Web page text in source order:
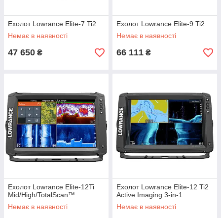
Ехолот Lowrance Elite-7 Ti2
Немає в наявності
47 650 ₴
Ехолот Lowrance Elite-9 Ti2
Немає в наявності
66 111 ₴
Ехолот Lowrance Elite-12Ti
Mid/High/TotalScan™
Немає в наявності
Ехолот Lowrance Elite-12 Ti2
Active Imaging 3-in-1
Немає в наявності